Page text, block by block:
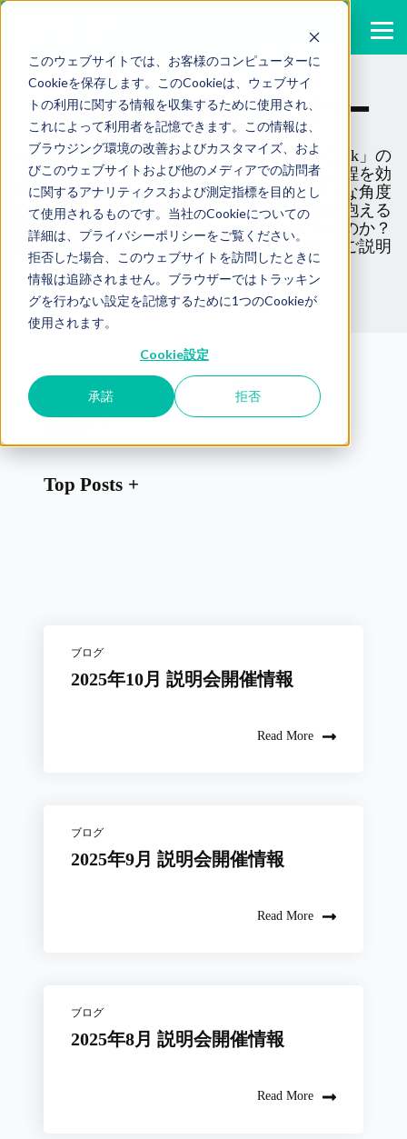
このウェブサイトでは、お客様のコンピューターに
Cookieを保存します。このCookieは、ウェブサイ
トの利用に関する情報を収集するために使用され、
これによって利用者を記憶できます。この情報は、
ブラウジング環境の改善およびカスタマイズ、およ
びこのウェブサイトおよび他のメディアでの訪問者
に関するアナリティクスおよび測定指標を目的とし
て使用されるものです。当社のCookieについての
詳細は、プライバシーポリシーをご覧ください。
拒否した場合、このウェブサイトを訪問したときに
情報は追跡されません。ブラウザーではトラッキン
グを行わない設定を記憶するために1つのCookieが
使用されます。
Cookie設定
承諾 拒否
オンラインセミナー
Optamoは「Optamo for Shift」「Optamo for Task」の
２種類をラインナップ。シフト作成・管理工程を効
率化、脱属人化、人材の有効活用など、様々な角度
から改善します。無料説明会では、お客様が抱える
課題を解決する為には、どちらを選べば良いのか？
製品選びのポイントについてもわかりやすくご説明
します。
ブログ
2025年10月 説明会開催情報
Read More
ブログ
2025年9月 説明会開催情報
Read More
ブログ
2025年8月 説明会開催情報
Read More
Top Posts